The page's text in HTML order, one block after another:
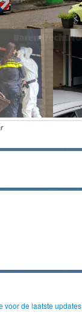
voor de laatste updates